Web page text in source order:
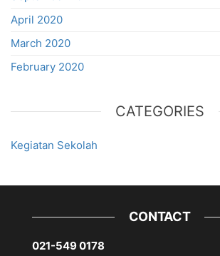
April 2020
March 2020
February 2020
CATEGORIES
Kegiatan Sekolah
CONTACT
021-549 0178